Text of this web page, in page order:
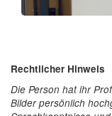
Rechtlicher Hinweis
Die Person hat ihr
Bilder persönlich